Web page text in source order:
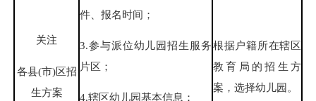
关注
各县(市)区招
生方案
件、报名时间；
3.参与派位幼儿园招生服务
片区；
4.辖区幼儿园基本信息：
根据户籍所在辖区
教育局的招生方
案，选择幼儿园。